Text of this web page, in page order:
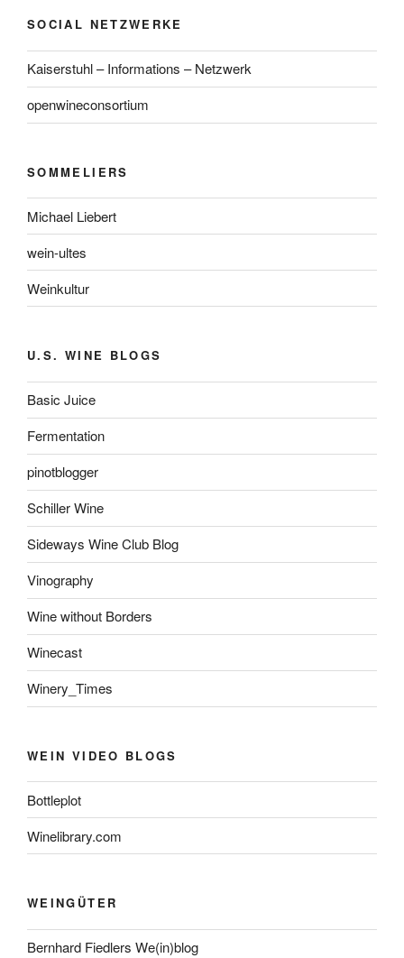
SOCIAL NETZWERKE
Kaiserstuhl – Informations – Netzwerk
openwineconsortium
SOMMELIERS
Michael Liebert
wein-ultes
Weinkultur
U.S. WINE BLOGS
Basic Juice
Fermentation
pinotblogger
Schiller Wine
Sideways Wine Club Blog
Vinography
Wine without Borders
Winecast
Winery_Times
WEIN VIDEO BLOGS
Bottleplot
Winelibrary.com
WEINGÜTER
Bernhard Fiedlers We(in)blog